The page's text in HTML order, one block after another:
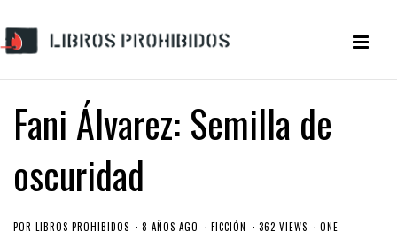
Fani Álvarez: Semilla de
oscuridad
POR LIBROS PROHIBIDOS 8 AÑOS AGO FICCIÓN 362 VIEWS
ONE